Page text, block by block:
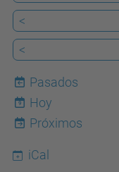
<
<
Pasados
9
Hoy
Próximos
iCal